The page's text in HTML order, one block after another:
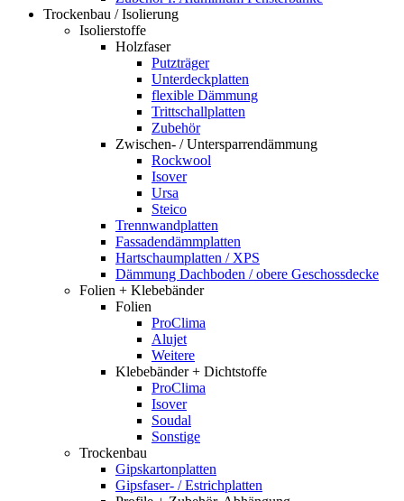
Trockenbau / Isolierung
Isolierstoffe
Holzfaser
Putzträger
Unterdeckplatten
flexible Dämmung
Trittschallplatten
Zubehör
Zwischen- / Untersparrendämmung
Rockwool
Isover
Ursa
Steico
Trennwandplatten
Fassadendämmplatten
Hartschaumplatten / XPS
Dämmung Dachboden / obere Geschossdecke
Folien + Klebebänder
Folien
ProClima
Alujet
Weitere
Klebebänder + Dichtstoffe
ProClima
Isover
Soudal
Sonstige
Trockenbau
Gipskartonplatten
Gipsfaser- / Estrichplatten